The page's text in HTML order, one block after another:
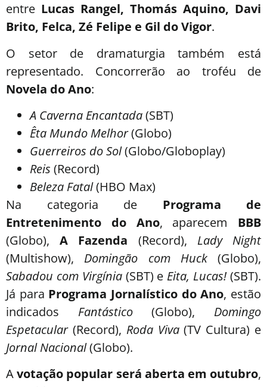
entre Lucas Rangel, Thomás Aquino, Davi
Brito, Felca, Zé Felipe e Gil do Vigor.
O setor de dramaturgia também está
representado. Concorrerão ao troféu de
Novela do Ano:
A Caverna Encantada(SBT)
Êta Mundo Melhor(Globo)
Guerreiros do Sol(Globo/Globoplay)
Reis (Record)
Beleza Fatal(HBO Max)
Na categoria de Programa de
Entretenimento do Ano, aparecem BBB
(Globo),A Fazenda (Record), Lady Night
(Multishow), Domingão com Huck(Globo),
Sabadou com Virgínia(SBT) e Eita, Lucas!(SBT).
Já para Programa Jornalístico do Ano, estão
indicados Fantástico(Globo), Domingo
Espetacular(Record), Roda Viva(TV Cultura) e
Jornal Nacional(Globo).
Avotação popular será aberta em outubro,